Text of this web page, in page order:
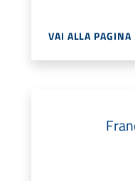
VAI ALLA PAGINA